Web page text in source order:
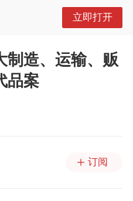
立即打开
制造、运输、贩
品案
订阅